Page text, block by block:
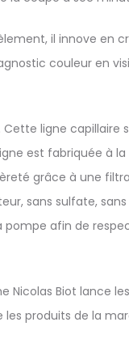
il innove en
couleur en
ligne capillaire
est fabriquée à
grâce à une
sans sulfate,
pompe afin de
Nicolas Biot lance
les produits de la